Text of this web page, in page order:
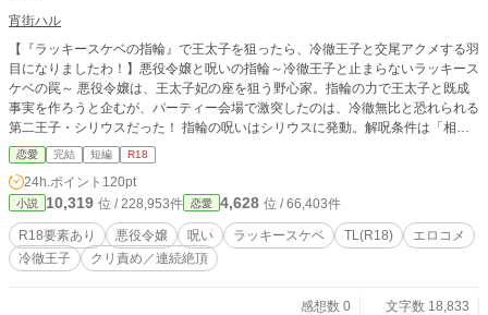
宵街ハル
【『ラッキースケベの指輪』で王太子を狙ったら、冷徹王子と交尾アクメする羽
目になりましたわ！】悪役令嬢と呪いの指輪～冷徹王子と止まらないラッキース
ケベの罠～ 悪役令嬢は、王太子妃の座を狙う野心家。指輪の力で王太子と既成
事実を作ろうと企むが、パーティー会場で激突したのは、冷徹無比と恐れられる
第二王子・シリウスだった！ 指輪の呪いはシリウスに発動。解呪条件は「相手
と最後まで結ばれること」。 迫りくる予期せぬラッキースケベの嵐！ 王太子の
前でシリウスの股間に顔面ダイブ!? 純情なシリウスは「だめ（もっと）」を真
に受け、初心な癖に絶倫な「オスの顔」で襲いかかってきて――。 「違うんで
すの！わたくしが交尾したいのは王太子殿下で……んおぉっ♡」 呪いか愛か？
勘違いだらけの官能シンデレラストーリー！ ※本作はpixivからの再録です。 ※
サイトの傾向に合わせ、タイトルや内容を一部調整しております。
恋愛 完結 短編 R18
24h.ポイント 120pt
小説 10,319 位 / 228,953件 恋愛 4,628 位 / 66,403件
R18要素あり 悪役令嬢 呪い ラッキースケベ TL(R18)
エロコメ
冷徹王子
クリ責め／連続絶頂
感想数 0
文字数 18,833